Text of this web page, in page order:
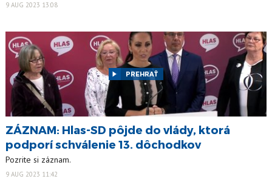
9 AUG 2023 13:08
PREHRAŤ
ZÁZNAM: Hlas-SD pôjde do vlády, ktorá
podporí schválenie 13. dôchodkov
Pozrite si záznam.
9 AUG 2023 11:42